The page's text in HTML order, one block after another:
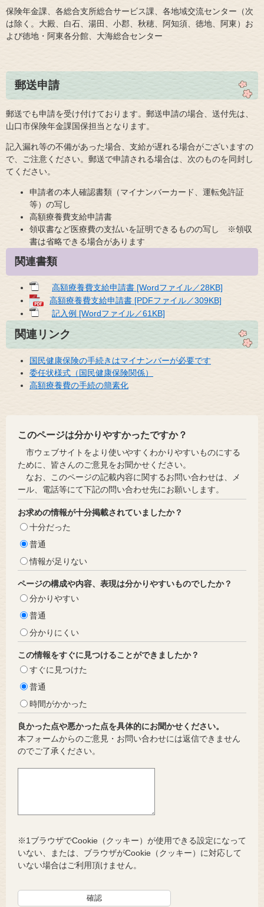
保険年金課、各総合支所総合サービス課、各地域交流センター（次
は除く。大殿、白石、湯田、小郡、秋穂、阿知須、徳地、阿東）お
よび徳地・阿東各分館、大海総合センター
郵送申請
郵送でも申請を受け付けております。郵送申請の場合、送付先は、
山口市保険年金課国保担当となります。
記入漏れ等の不備があった場合、支給が遅れる場合がございますの
で、ご注意ください。郵送で申請される場合は、次のものを同封し
てください。
申請者の本人確認書類（マイナンバーカード、運転免許証
等）の写し
高額療養費支給申請書
領収書など医療費の支払いを証明できるものの写し ※領収
書は省略できる場合があります
関連書類
高額療養費支給申請書 [Wordファイル／28KB]
高額療養費支給申請書 [PDFファイル／309KB]
記入例 [Wordファイル／61KB]
関連リンク
国民健康保険の手続きはマイナンバーが必要です
委任状様式（国民健康保険関係）
高額療養費の手続の簡素化
このページは分かりやすかったですか？
市ウェブサイトをより使いやすくわかりやすいものにする
ために、皆さんのご意見をお聞かせください。
なお、このページの記載内容に関するお問い合わせは、メ
ール、電話等にて下記の問い合わせ先にお願いします。
お求めの情報が十分掲載されていましたか？
十分だった
普通
情報が足りない
ページの構成や内容、表現は分かりやすいものでしたか？
分かりやすい
普通
分かりにくい
この情報をすぐに見つけることができましたか？
すぐに見つけた
普通
時間がかかった
良かった点や悪かった点を具体的にお聞かせください。
本フォームからのご意見・お問い合わせには返信できません
のでご了承ください。
※1ブラウザでCookie（クッキー）が使用できる設定になって
いない、または、ブラウザがCookie（クッキー）に対応して
いない場合はご利用頂けません。